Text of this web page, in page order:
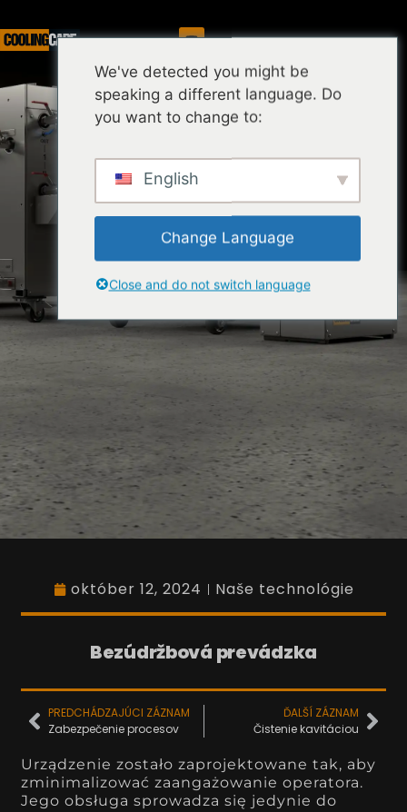
Služba
október 12, 2024 Naše technológie
Bezúdržbová prevádzka
PREDCHÁDZAJÚCI ZÁZNAM
Zabezpečenie procesov
ĎALŠÍ ZÁZNAM
Čistenie kavitáciou
Urządzenie zostało zaprojektowane tak, aby
zminimalizować zaangażowanie operatora.
Jego obsługa sprowadza się jedynie do
We've detected you might be
speaking a different language. Do
you want to change to:
English
Change Language
Close and do not switch language